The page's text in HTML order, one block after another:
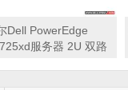
Dell PowerEdge
服务器 2U 双路